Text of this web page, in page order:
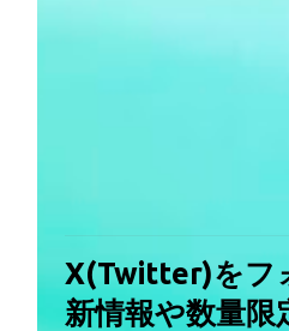
X(Twitter)をフ
新情報や数量